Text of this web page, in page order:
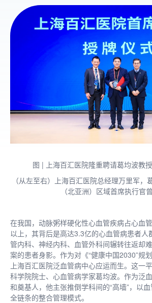
图 | 上海百汇医院隆重聘请葛均波教
（从左至右）上海百汇医院总经理万里军，
（北亚洲）区域首席执行官
在我国，动脉粥样硬化性心血管疾病占心血
以上，其背后是高达3.3亿的心血管病患者人
管内科、神经内科、血管外科间辗转往返却
案的患者身影。作为对《“健康中国2030”规
上海百汇医院泛血管病中心应运而生。这一
科学院院士、心血管病学家葛均波。作为泛
和奠基人，他主张推倒学科间的“高墙”，以
全链条的整合管理模式。